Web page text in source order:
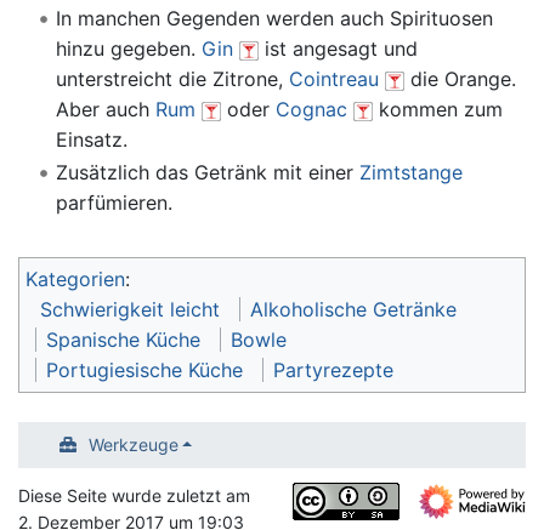
In manchen Gegenden werden auch Spirituosen
hinzu gegeben. Gin
ist angesagt und
unterstreicht die Zitrone, Cointreau
die Orange.
Aber auch Rum oder Cognac
kommen zum
Einsatz.
Zusätzlich das Getränk mit einer Zimtstange
parfümieren.
Kategorien:
Schwierigkeit leicht
Alkoholische Getränke
Spanische Küche
Bowle
Portugiesische Küche
Partyrezepte
Werkzeuge
Diese Seite wurde zuletzt am
2. Dezember 2017 um 19:03